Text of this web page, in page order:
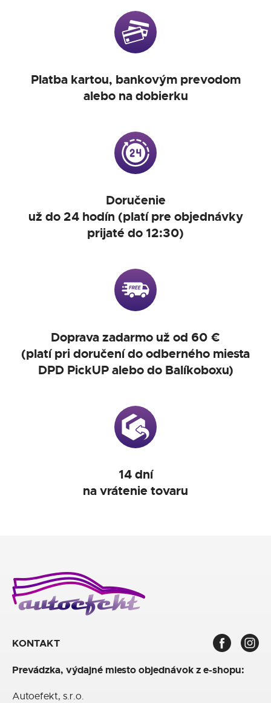
Platba kartou, bankovým prevodom
alebo na dobierku
Doručenie
už do 24 hodín (platí pre objednávky
prijaté do 12:30)
Doprava zadarmo už od 60 €
(platí pri doručení do odberného miesta
DPD PickUP alebo do Balíkoboxu)
14 dní
na vrátenie tovaru
KONTAKT
Prevádzka, výdajné miesto objednávok z e-shopu:
Autoefekt, s.r.o.